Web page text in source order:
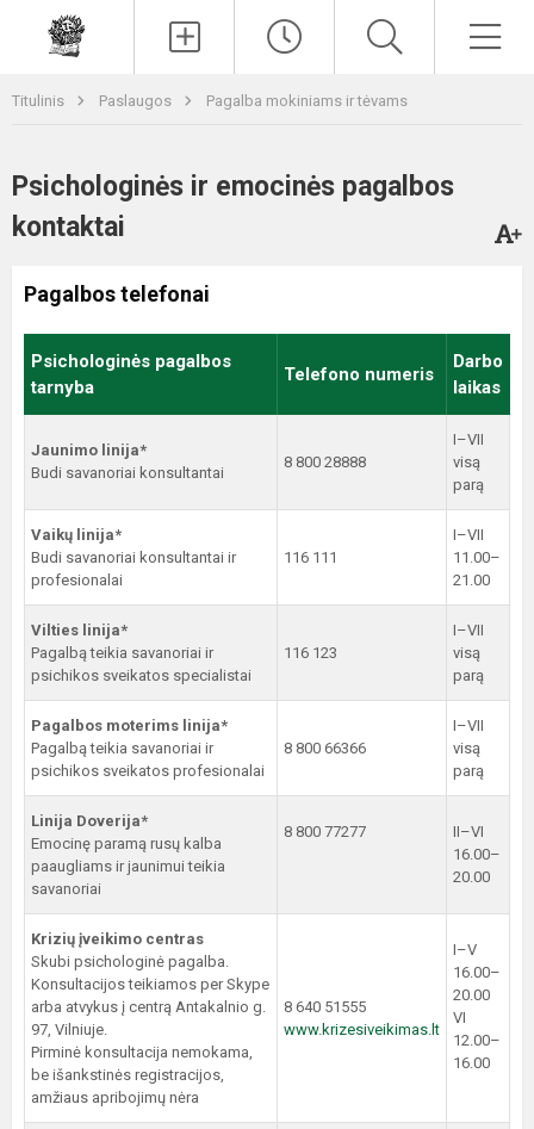
Titulinis Paslaugos Pagalba mokiniams ir tėvams
Psichologinės ir emocinės pagalbos
kontaktai
Pagalbos telefonai
Psichologinės pagalbos
tarnyba
Telefono numeris
Darbo
laikas
Jaunimo linija*
Budi savanoriai konsultantai
8 800 28888
I–VII
visą
parą
Vaikų linija*
Budi savanoriai konsultantai ir
profesionalai
116 111
I–VII
11.00–
21.00
Vilties linija*
Pagalbą teikia savanoriai ir
psichikos sveikatos specialistai
116 123
I–VII
visą
parą
Pagalbos moterims linija*
Pagalbą teikia savanoriai ir
psichikos sveikatos profesionalai
8 800 66366
I–VII
visą
parą
Linija Doverija*
Emocinę paramą rusų kalba
paaugliams ir jaunimui teikia
savanoriai
8 800 77277
II–VI
16.00–
20.00
Krizių įveikimo centras
Skubi psichologinė pagalba.
Konsultacijos teikiamos per Skype
arba atvykus į centrą Antakalnio g.
97, Vilniuje.
Pirminė konsultacija nemokama,
be išankstinės registracijos,
amžiaus apribojimų nėra
8 640 51555
www.krizesiveikimas.lt
I–V
16.00–
20.00
VI
12.00–
16.00